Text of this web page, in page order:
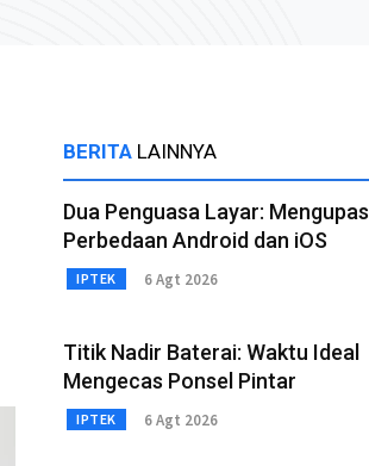
BERITA LAINNYA
Dua Penguasa Layar: Mengupas
Perbedaan Android dan iOS
IPTEK 6 Agt 2026
Titik Nadir Baterai: Waktu Ideal
Mengecas Ponsel Pintar
IPTEK 6 Agt 2026